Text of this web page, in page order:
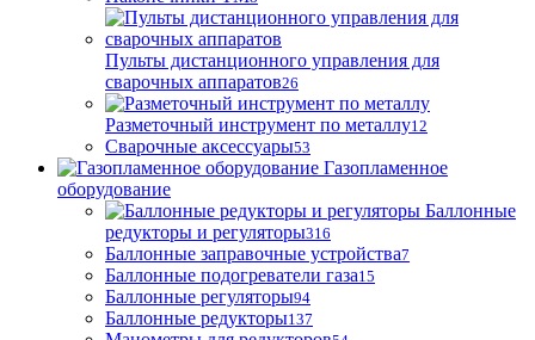
Пульты дистанционного управления для
сварочных аппаратов26
Разметочный инструмент по металлу12
Сварочные аксессуары53
Газопламенное
оборудование
Баллонные
редукторы и регуляторы316
Баллонные заправочные устройства7
Баллонные подогреватели газа15
Баллонные регуляторы94
Баллонные редукторы137